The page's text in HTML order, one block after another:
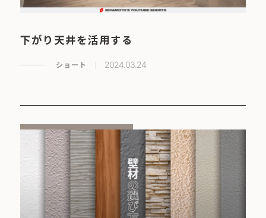
下がり天井を活用する
ショート 2024.03.24